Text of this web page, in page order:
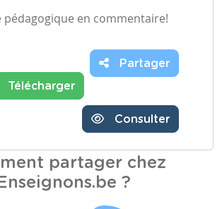
pédagogique en commentaire!
Télécharger
Partager
Consulter
partager chez
?